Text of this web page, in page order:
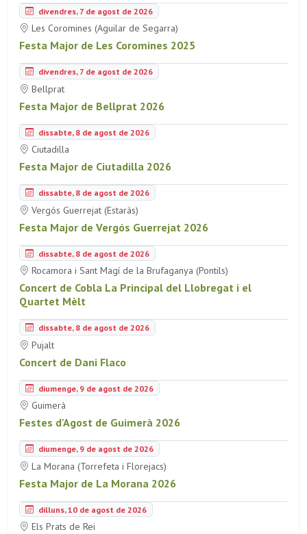
divendres, 7 de agost de 2026
Les Coromines (Aguilar de Segarra)
Festa Major de Les Coromines 2025
divendres, 7 de agost de 2026
Bellprat
Festa Major de Bellprat 2026
dissabte, 8 de agost de 2026
Ciutadilla
Festa Major de Ciutadilla 2026
dissabte, 8 de agost de 2026
Vergós Guerrejat (Estaràs)
Festa Major de Vergós Guerrejat 2026
dissabte, 8 de agost de 2026
Rocamora i Sant Magí de la Brufaganya (Pontils)
Concert de Cobla La Principal del Llobregat i el
Quartet Mèlt
dissabte, 8 de agost de 2026
Pujalt
Concert de Dani Flaco
diumenge, 9 de agost de 2026
Guimerà
Festes d'Agost de Guimerà 2026
diumenge, 9 de agost de 2026
La Morana (Torrefeta i Florejacs)
Festa Major de La Morana 2026
dilluns, 10 de agost de 2026
Els Prats de Rei